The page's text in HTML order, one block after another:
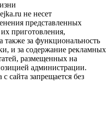
не несет
представленных
приготовления,
также за функциональность
и за содержание рекламных
размещенных на
администрации.
сайта запрещается без